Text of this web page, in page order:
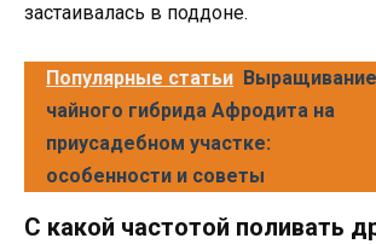
застаивалась в поддоне.
Популярные статьи Выращивание
чайного гибрида Афродита на
приусадебном участке:
особенности и советы
С какой частотой поливать